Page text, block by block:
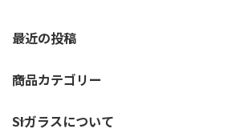
最近の投稿
商品カテゴリー
SIガラスについて